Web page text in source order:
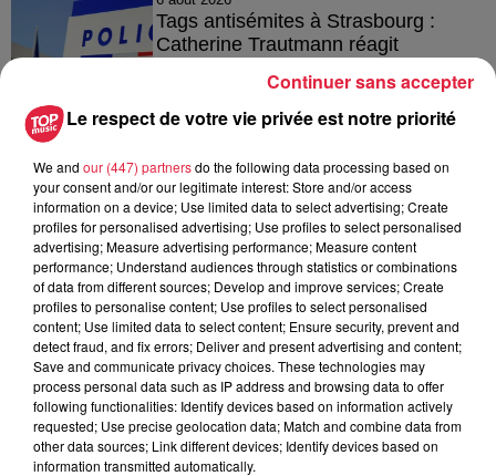
Tags antisémites à Strasbourg :
Catherine Trautmann réagit
Au zoo de Mulhouse : rencontre
avec les flamants rouges
À découvrir également
Le respect de votre vie privée est notre priorité
We and our (447) partnersdo the following data processing based on
your consent and/or our legitimate interest: Store and/or access
information on a device; Use limited data to select advertising; Create
profiles for personalised advertising; Use profiles to select personalised
advertising; Measure advertising performance; Measure content
performance; Understand audiences through statistics or combinations
of data from different sources; Develop and improve services; Create
profiles to personalise content; Use profiles to select personalised
content; Use limited data to select content; Ensure security, prevent and
detect fraud, and fix errors; Deliver and present advertising and content;
Save and communicate privacy choices. These technologies may
process personal data such as IP address and browsing data to offer
following functionalities: Identify devices based on information actively
requested; Use precise geolocation data; Match and combine data from
other data sources; Link different devices; Identify devices based on
information transmitted automatically.
Continuer sans accepter